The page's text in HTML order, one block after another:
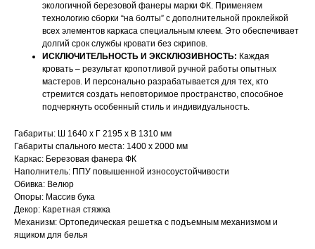
экологичной березовой фанеры марки ФК. Применяем
технологию сборки “на болты” с дополнительной проклейкой
всех элементов каркаса специальным клеем. Это обеспечивает
долгий срок службы кровати без скрипов.
ИСКЛЮЧИТЕЛЬНОСТЬ И ЭКСКЛЮЗИВНОСТЬ: Каждая
кровать – результат кропотливой ручной работы опытных
мастеров. И персонально разрабатывается для тех, кто
стремится создать неповторимое пространство, способное
подчеркнуть особенный стиль и индивидуальность.
Габариты: Ш 1640 х Г 2195 х В 1310 мм
Габариты спального места: 1400 х 2000 мм
Каркас: Березовая фанера ФК
Наполнитель: ППУ повышенной износоустойчивости
Обивка: Велюр
Опоры: Массив бука
Декор: Каретная стяжка
Механизм: Ортопедическая решетка с подъемным механизмом и
ящиком для белья
Воспользуйтесь формой обратной связи,
чтобы связаться с нами
НАШИ МЕНЕДЖЕРЫ ГОТОВЫ
ОТВЕТИТЬ НА ЛЮБЫЕ
ВОПРОСЫ
Оставьте данные для связи: